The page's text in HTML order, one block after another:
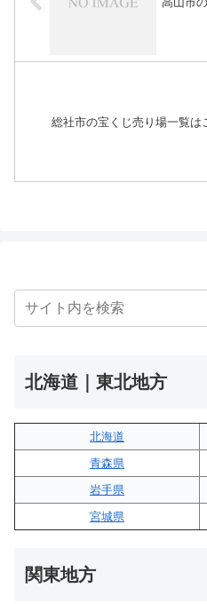
総社市の宝くじ売り場一覧は
北海道｜東北地方
北海道
青森県
岩手県
宮城県
関東地方